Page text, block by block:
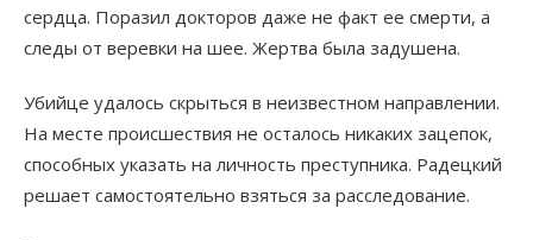
сердца. Поразил докторов даже не факт ее смерти, а
следы от веревки на шее. Жертва была задушена.
Убийце удалось скрыться в неизвестном направлении.
На месте происшествия не осталось никаких зацепок,
способных указать на личность преступника. Радецкий
решает самостоятельно взяться за расследование.